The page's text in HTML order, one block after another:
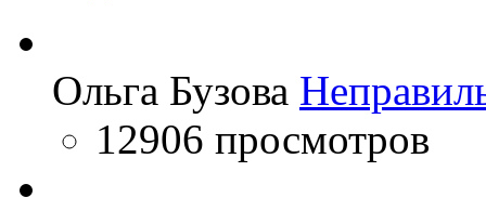
Ольга Бузова
12906 просмотров